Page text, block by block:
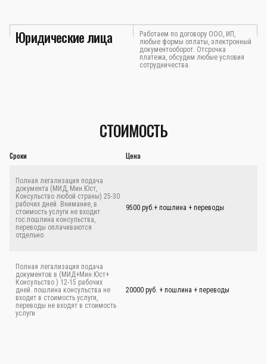
Юридические лица
Работаем по договору ООО, ИП,
любые формы оплаты, электронный
документооборот. Отсрочка
платежа, обсудим любые условия
сотрудничества.
СТОИМОСТЬ
Сроки Цена
Полная легализация подача
документа (МИД, Мин.Юст,
Консульство любой страны) 25-30
рабочих дней. Внимание, в
стоимость услуги не входит
гос.пошлина консульства,
переводы оплачиваются
отдельно.
9500 руб.+ пошлина + переводы
Полная легализация подача
документов в (МИД+Мин.Юст+
Консульство ) 12-15 рабочих
дней. пошлина консульства не
входит в стоимость услуги,
переводы не входят в стоимость
услуги
20000 руб. + пошлина + переводы